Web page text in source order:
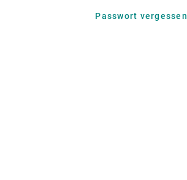
Passwort vergessen